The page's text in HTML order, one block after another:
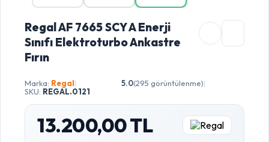
Regal AF 7665 SCY A Enerji
Sınıfı Elektroturbo Ankastre
Fırın
Marka: Regal| 5.0(295 görüntülenme)|
SKU: REGAL.0121
13.200,00 TL